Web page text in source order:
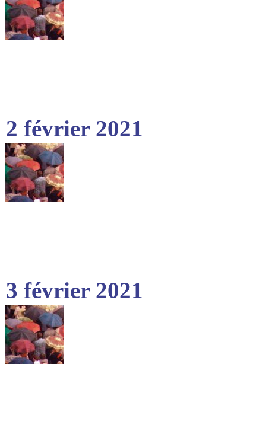
2 février 2021
3 février 2021